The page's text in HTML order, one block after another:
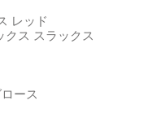
レッド
クス スラックス
ース